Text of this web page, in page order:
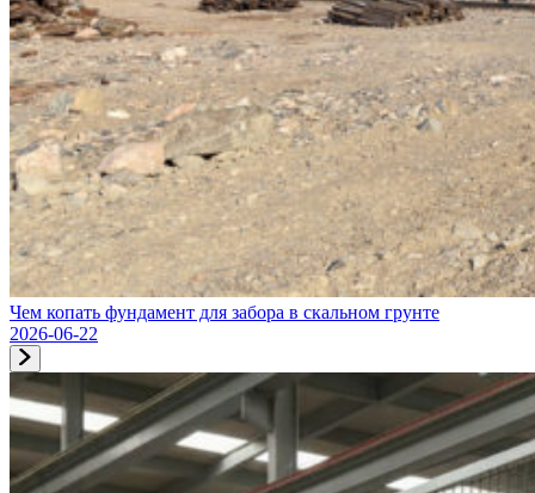
Чем копать фундамент для забора в скальном грунте
2026-06-22